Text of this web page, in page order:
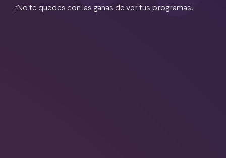
¡No te quedes con las ganas de ver tus programas!